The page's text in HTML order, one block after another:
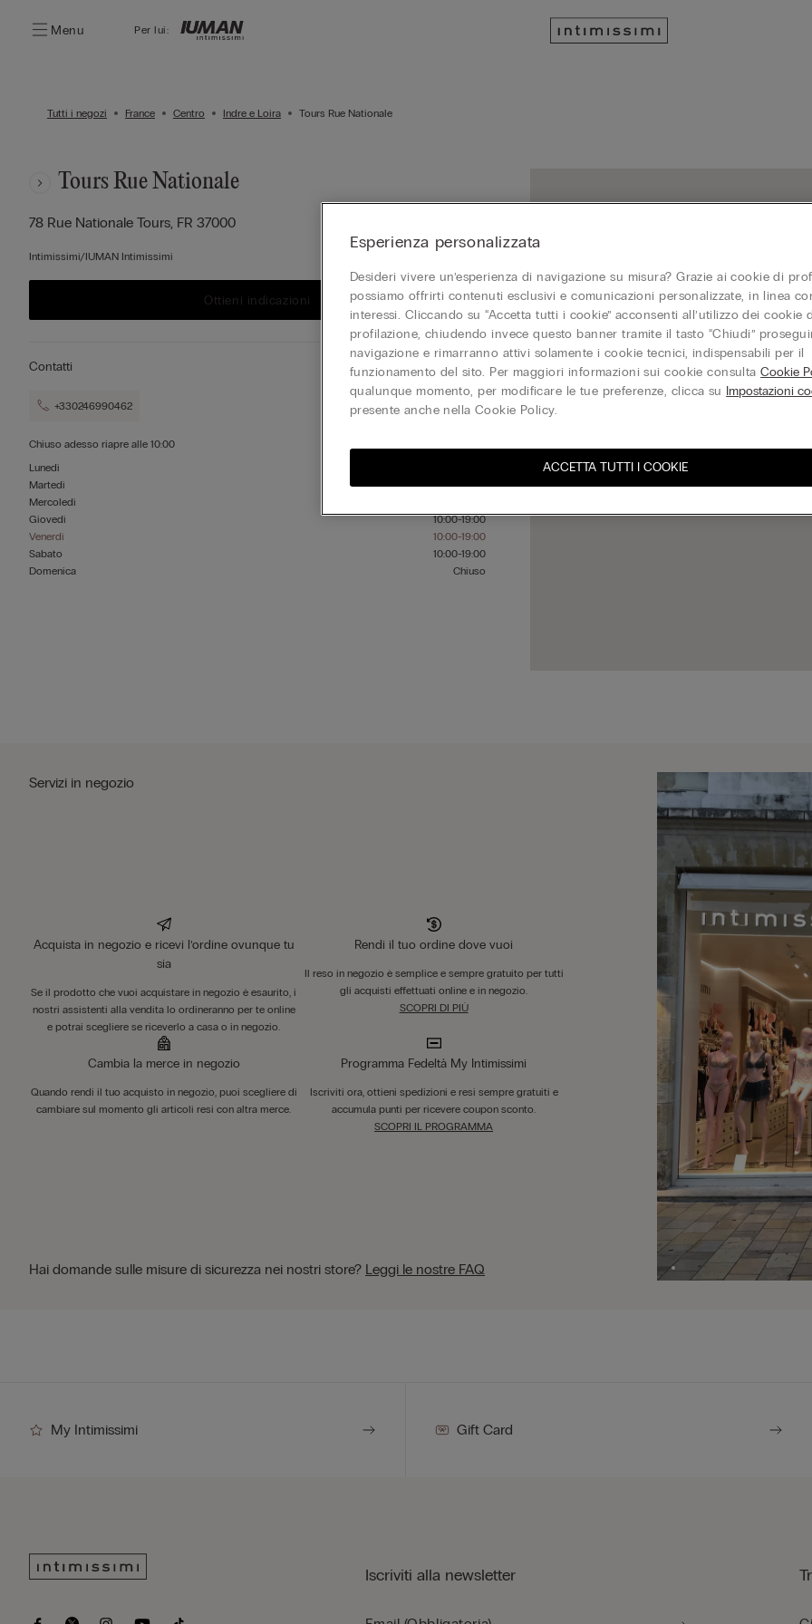
Menu Per lui:
Tutti i negozi France Centro Indre e Loira Tours Rue Nationale
Tours Rue Nationale
78 Rue Nationale Tours, FR 37000
Intimissimi/IUMAN Intimissimi
Ottieni indicazioni
Contatti
+330246990462
Chiuso adesso riapre alle 10:00
Lunedì
Martedì
10:00-19:00
Mercoledì
Giovedì
10:00-19:00
Venerdì
10:00-19:00
Sabato
10:00-19:00
Domenica
Chiuso
Servizi in negozio
Acquista in negozio e ricevi l’ordine ovunque tu
sia
Se il prodotto che vuoi acquistare in negozio è esaurito, i
nostri assistenti alla vendita lo ordineranno per te online
e potrai scegliere se riceverlo a casa o in negozio.
Rendi il tuo ordine dove vuoi
Il reso in negozio è semplice e sempre gratuito per tutti
gli acquisti effettuati online e in negozio.
SCOPRI DI PIÙ
Cambia la merce in negozio
Quando rendi il tuo acquisto in negozio, puoi scegliere di
cambiare sul momento gli articoli resi con altra merce.
Programma Fedeltà My Intimissimi
Iscriviti ora, ottieni spedizioni e resi sempre gratuiti e
accumula punti per ricevere coupon sconto.
SCOPRI IL PROGRAMMA
Hai domande sulle misure di sicurezza nei nostri store? Leggi le nostre FAQ
My Intimissimi Gift Card
Iscriviti alla newsletter
Esperienza personalizzata
Desideri vivere un’esperienza di navigazione su misura? Grazie ai cookie di
possiamo offrirti contenuti esclusivi e comunicazioni personalizzate, in linea
interessi. Cliccando su “Accetta tutti i cookie” acconsenti all’utilizzo dei cookie
profilazione, chiudendo invece questo banner tramite il tasto “Chiudi”
navigazione e rimarranno attivi solamente i cookie tecnici, indispensabili per il
funzionamento del sito. Per maggiori informazioni sui cookie consultaCookie
qualunque momento, per modificare le tue preferenze, clicca su Impostazioni
presente anche nella Cookie Policy.
ACCETTA TUTTI I COOKIE